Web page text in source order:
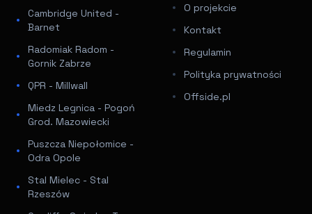
Cambridge United -
Barnet
Radomiak Radom -
Gornik Zabrze
QPR - Millwall
Miedz Legnica - Pogoń
Grod. Mazowiecki
Puszcza Niepołomice -
Odra Opole
Stal Mielec - Stal
Rzeszów
O projekcie
Kontakt
Regulamin
Polityka prywatności
Offside.pl